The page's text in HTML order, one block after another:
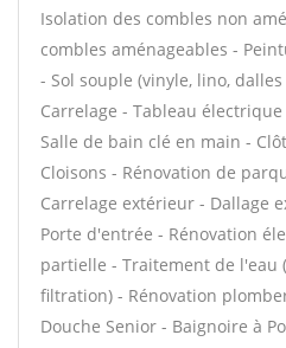
Isolation des combles non
combles aménageables -
- Sol souple (vinyle, lino, dalles
Carrelage - Tableau
Salle de bain clé en main -
Cloisons - Rénovation de
Carrelage extérieur - Dallage
Porte d'entrée - Rénovation
partielle - Traitement de l'eau
filtration) - Rénovation
Douche Senior - Baignoire à